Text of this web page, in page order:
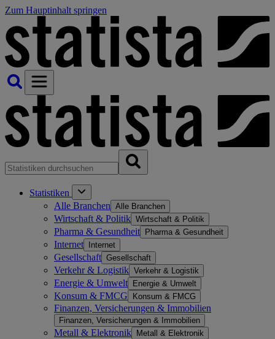
Zum Hauptinhalt springen
Statistiken
Alle Branchen Alle Branchen
Wirtschaft & Politik Wirtschaft & Politik
Pharma & Gesundheit Pharma & Gesundheit
Internet Internet
Gesellschaft Gesellschaft
Verkehr & Logistik Verkehr & Logistik
Energie & Umwelt Energie & Umwelt
Konsum & FMCG Konsum & FMCG
Finanzen, Versicherungen & Immobilien
Finanzen, Versicherungen & Immobilien
Metall & Elektronik Metall & Elektronik